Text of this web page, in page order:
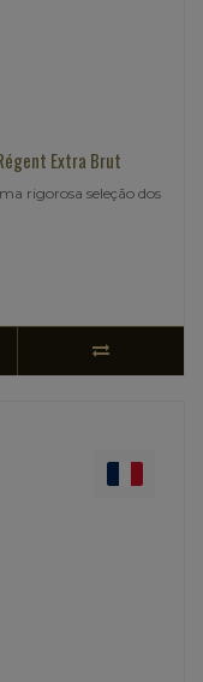
Extra Brut
rigorosa seleção dos